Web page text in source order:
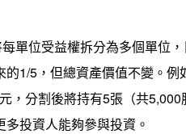
單位受益權拆分為多個單位，
1/5，但總資產價值不變。例
分割後將持有5張（共5,000
投資人能夠參與投資。